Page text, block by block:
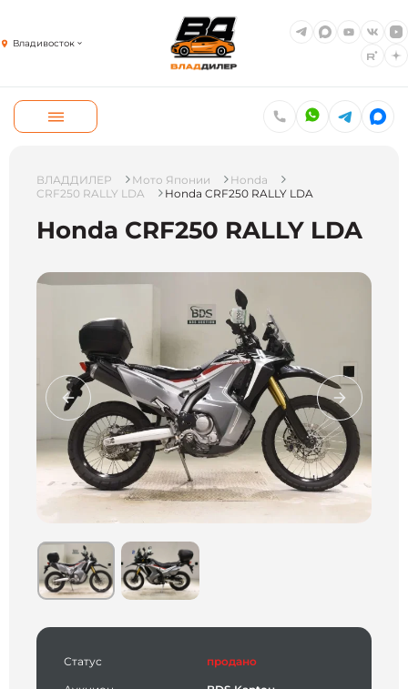
Владивосток
ВЛАДДИЛЕР Мото Японии
Honda
CRF250 RALLY LDA
Honda CRF250 RALLY LDA
Honda CRF250 RALLY LDA
Статус продано